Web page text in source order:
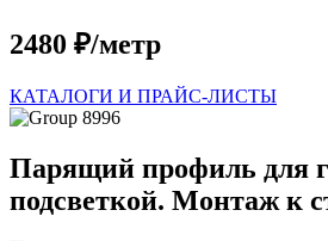
2480 ₽/метр
КАТАЛОГИ И ПРАЙС-ЛИСТЫ
Парящий профиль для
подсветкой. Монтаж к